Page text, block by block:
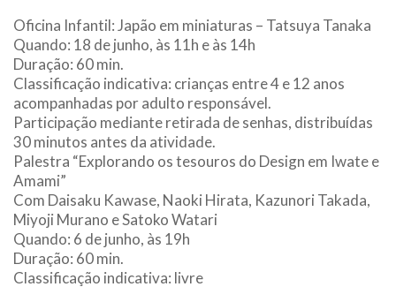
Oficina Infantil: Japão em miniaturas – Tatsuya Tanaka
Quando: 18 de junho, às 11h e às 14h
Duração: 60 min.
Classificação indicativa: crianças entre 4 e 12 anos
acompanhadas por adulto responsável.
Participação mediante retirada de senhas, distribuídas
30 minutos antes da atividade.
Palestra “Explorando os tesouros do Design em Iwate e
Amami”
Com Daisaku Kawase, Naoki Hirata, Kazunori Takada,
Miyoji Murano e Satoko Watari
Quando: 6 de junho, às 19h
Duração: 60 min.
Classificação indicativa: livre